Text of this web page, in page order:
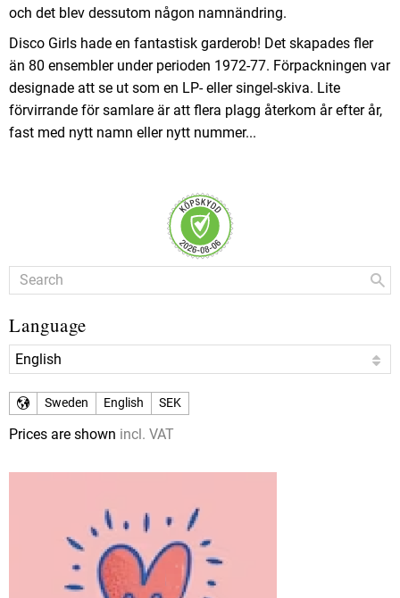
och det blev dessutom någon namnändring.
Disco Girls hade en fantastisk garderob! Det skapades fler
än 80 ensembler under perioden 1972-77. Förpackningen var
designade att se ut som en LP- eller singel-skiva. Lite
förvirrande för samlare är att flera plagg återkom år efter år,
fast med nytt namn eller nytt nummer...
Language
Sweden English SEK
Prices are shown incl. VAT